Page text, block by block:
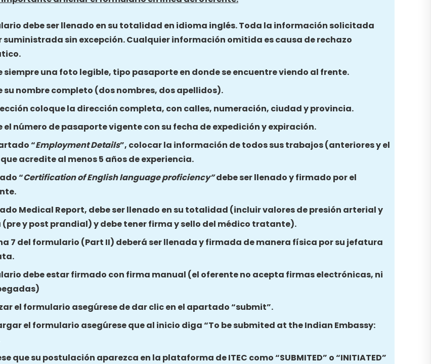
debe ser llenado en su totalidad en idioma inglés. Toda la información solicitada
suministrada sin excepción. Cualquier información omitida es causa de rechazo
siempre una foto legible, tipo pasaporte en donde se encuentre viendo al frente.
su nombre completo (dos nombres, dos apellidos).
coloque la dirección completa, con calles, numeración, ciudad y provincia.
el número de pasaporte vigente con su fecha de expedición y expiración.
“Employment Details”, colocar la información de todos sus trabajos (anteriores y el
acredite al menos 5 años de experiencia.
“Certification of English language proficiency”debe ser llenado y firmado por el
Medical Report, debe ser llenado en su totalidad (incluir valores de presión arterial y
(pre y post prandial) y debe tener firma y sello del médico tratante).
7 del formulario (Part II) deberá ser llenada y firmada de manera física por su jefatura
debe estar firmado con firma manual (el oferente no acepta firmas electrónicas, ni
el formulario asegúrese de dar clic en el apartado “submit”.
el formulario asegúrese que al inicio diga “To be submited at the Indian Embassy:
que su postulación aparezca en la plataforma de ITEC como “SUBMITED” o “INITIATED”